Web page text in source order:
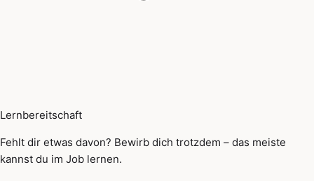
Lernbereitschaft
Fehlt dir etwas davon? Bewirb dich trotzdem – das meiste
kannst du im Job lernen.